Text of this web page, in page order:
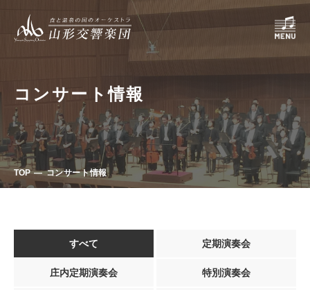
コンサート情報
TOP コンサート情報
すべて 定期演奏会
庄内定期演奏会 特別演奏会